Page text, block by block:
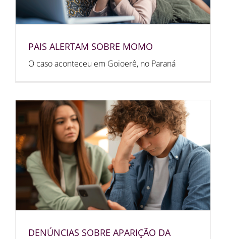
PAIS ALERTAM SOBRE MOMO
O caso aconteceu em Goioerê, no Paraná
DENÚNCIAS SOBRE APARIÇÃO DA